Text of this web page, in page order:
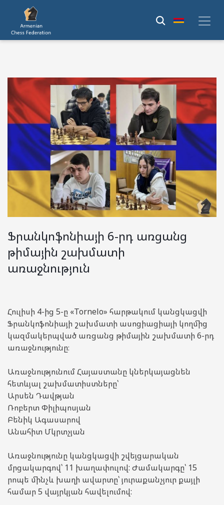
Ֆրանկոֆոնիայի 6-րդ առցանց
թիմային շախմատի
առաջնություն
Հուլիսի 4-ից 5-ը «Tornelo» հարթակում կանցկացվի
Ֆրանկոֆոնիայի շախմատի ասոցիացիայի կողմից
կազմակերպված առցանց թիմային շախմատի 6-րդ
առաջնությունը։
Առաջնությունում Հայաստանը կներկայացնեն
հետևյալ շախմատիստները՝
Արսեն Դավթյան
Ռոբերտ Փիլիպոսյան
Բենիկ Ագասարով
Անահիտ Մկրտչյան
Առաջնությունը կանցկացվի շվեյցարական
մրցակարգով՝ 11 խաղափուլով: Ժամակարգը՝ 15
րոպե մինչև խաղի ավարտը՝ յուրաքանչյուր քայլի
համար 5 վայրկյան հավելումով: